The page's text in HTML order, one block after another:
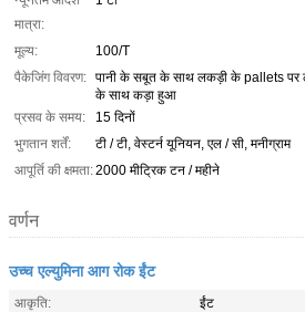
मात्रा:
मूल्य:
100/T
पैकेजिंग विवरण: पानी के सबूत के साथ लकड़ी के pallets पर
के साथ कड़ा हुआ
प्रसव के समय:
15 दिनों
भुगतान शर्तें:
टी / टी, वेस्टर्न यूनियन, एल / सी, मनीग्राम
आपूर्ति की क्षमता:2000 मीट्रिक टन / महीने
वर्णन
उच्च एल्युमिना आग रोक ईंट
आकृति:
ईंट